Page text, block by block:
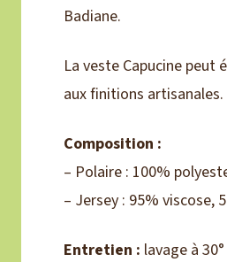
Badiane.
La veste Capucine peut
aux finitions artisanales.
Composition :
– Polaire : 100%
– Jersey : 95% viscose,
Entretien : lavage à